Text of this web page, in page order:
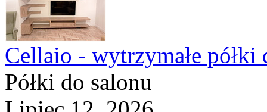
Cellaio - wytrzymałe półki
Półki do salonu